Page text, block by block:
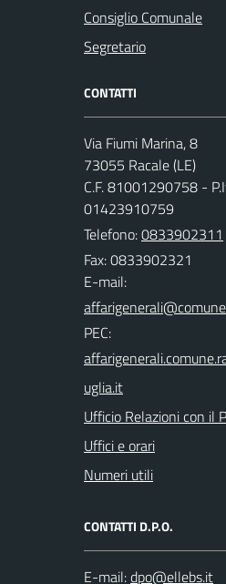
Consiglio Comunale
Segretario
CONTATTI
Via Fiumi Marina, 8
73055 Racale (LE)
C.F. 81001290758 -
01423910759
Telefono:0833902311
Fax: 0833902321
E-mail:
PEC:
Ufficio Relazioni con il
Uffici e orari
Numeri utili
CONTATTI D.P.O.
E-mail: